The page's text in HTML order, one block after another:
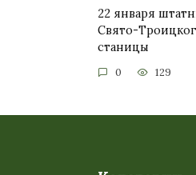
22 января
Свято-
станицы
0 129